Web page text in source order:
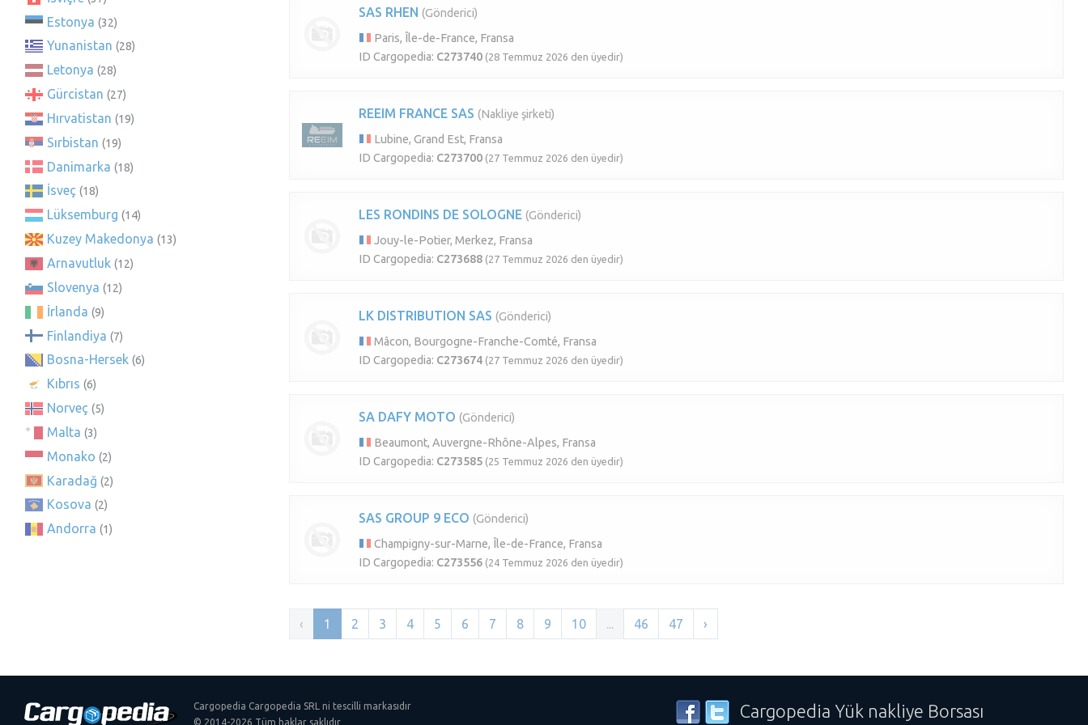
Estonya (32)
Yunanistan (28)
Letonya (28)
Gürcistan (27)
Hırvatistan (19)
Sırbistan (19)
Danimarka (18)
İsveç (18)
Lüksemburg (14)
Kuzey Makedonya (13)
Arnavutluk (12)
Slovenya (12)
İrlanda (9)
Finlandiya (7)
Bosna-Hersek (6)
Kıbrıs (6)
Norveç (5)
Malta (3)
Monako (2)
Karadağ (2)
Kosova (2)
Andorra (1)
SAS RHEN (Gönderici)
Paris, Île-de-France, Fransa
ID Cargopedia: C273740 (28 Temmuz 2026 den üyedir)
REEIM FRANCE SAS (Nakliye şirketi)
Lubine, Grand Est, Fransa
ID Cargopedia: C273700 (27 Temmuz 2026 den üyedir)
LES RONDINS DE SOLOGNE (Gönderici)
Jouy-le-Potier, Merkez, Fransa
ID Cargopedia: C273688 (27 Temmuz 2026 den üyedir)
LK DISTRIBUTION SAS (Gönderici)
Mâcon, Bourgogne-Franche-Comté, Fransa
ID Cargopedia: C273674 (27 Temmuz 2026 den üyedir)
SA DAFY MOTO (Gönderici)
Beaumont, Auvergne-Rhône-Alpes, Fransa
ID Cargopedia: C273585 (25 Temmuz 2026 den üyedir)
SAS GROUP 9 ECO (Gönderici)
Champigny-sur-Marne, Île-de-France, Fransa
ID Cargopedia: C273556 (24 Temmuz 2026 den üyedir)
‹ 1 2 3 4 5 6 7 8 9 10 ... 46 47 ›
Cargopedia Cargopedia SRL ni tescilli markasıdır
© 2014-2026 Tüm haklar saklıdır
Cargopedia Yük nakliye Borsası